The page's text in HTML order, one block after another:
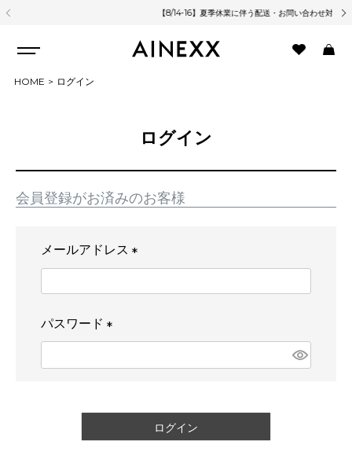
【8/14-16】夏季休業に伴う配送・お問い合わせ対応について 熊
HOME ログイン
ログイン
会員登録がお済みのお客様
メールアドレス
必
)
パスワード
必
)
ログイン